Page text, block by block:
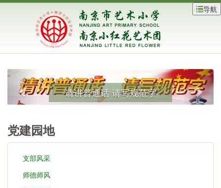
导航
请讲普通话 请写规范字
党建园地
支部风采
师德师风